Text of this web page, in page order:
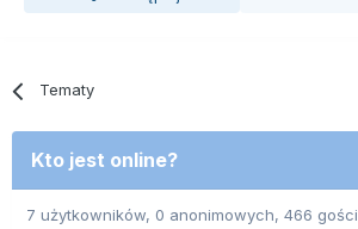
Tematy
Kto jest online?
7 użytkowników, 0 anonimowych, 466 gości